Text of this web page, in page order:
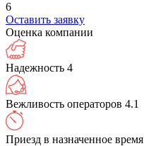
6
Оставить заявку
Оценка компании
Надежность 4
Вежливость операторов 4.1
Приезд в назначенное время